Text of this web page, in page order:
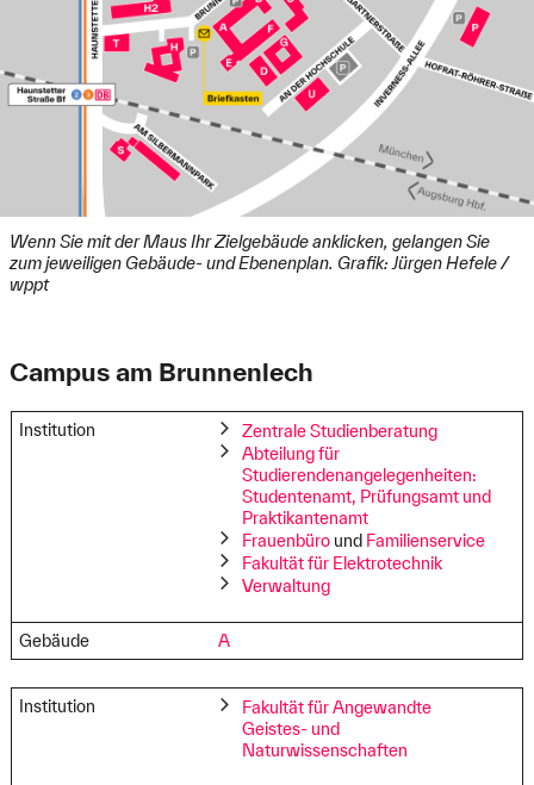
Wenn Sie mit der Maus Ihr Zielgebäude anklicken, gelangen Sie
zum jeweiligen Gebäude- und Ebenenplan. Grafik: Jürgen Hefele /
wppt
Campus am Brunnenlech
Institution
Zentrale Studienberatung
Abteilung für
Studierendenangelegenheiten:
Studentenamt, Prüfungsamt und
Praktikantenamt
Frauenbüround Familienservice
Fakultät für Elektrotechnik
Verwaltung
Gebäude A
Institution
Fakultät für Angewandte
Geistes- und
Naturwissenschaften